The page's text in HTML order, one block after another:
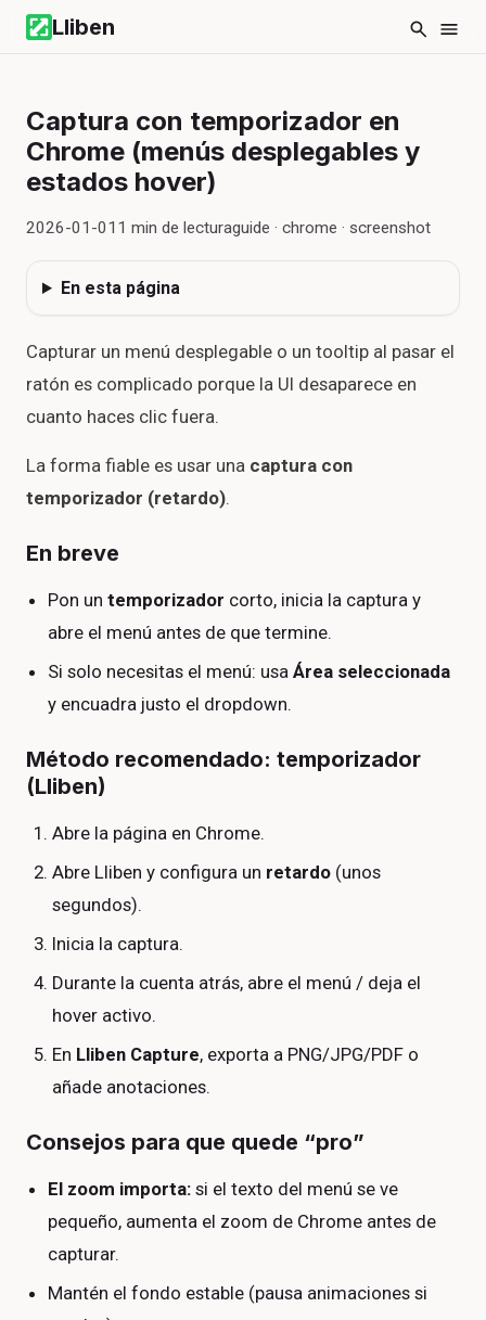
Lliben
Captura con temporizador en
Chrome (menús desplegables y
estados hover)
2026-01-01 1 min de lecturaguide · chrome · screenshot
En esta página
Capturar un menú desplegable o un tooltip al pasar el
ratón es complicado porque la UI desaparece en
cuanto haces clic fuera.
La forma fiable es usar una captura con
temporizador (retardo).
En breve
Pon untemporizador corto, inicia la captura y
abre el menú antes de que termine.
Si solo necesitas el menú: usaÁrea seleccionada
y encuadra justo el dropdown.
Método recomendado: temporizador
(Lliben)
Abre la página en Chrome.
Abre Lliben y configura un retardo(unos
segundos).
Inicia la captura.
Durante la cuenta atrás, abre el menú / deja el
hover activo.
En Lliben Capture, exporta a PNG/JPG/PDF o
añade anotaciones.
Consejos para que quede “pro”
El zoom importa: si el texto del menú se ve
pequeño, aumenta el zoom de Chrome antes de
capturar.
Mantén el fondo estable (pausa animaciones si